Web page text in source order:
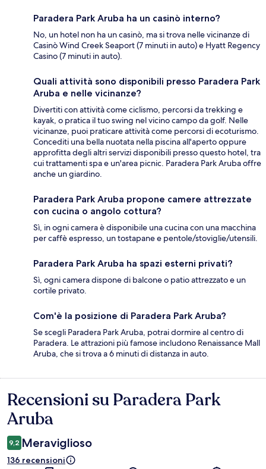
Paradera Park Aruba ha un casinò interno?
No, un hotel non ha un casinò, ma si trova nelle vicinanze di
Casinò Wind Creek Seaport (7 minuti in auto) e Hyatt Regency
Casino (7 minuti in auto).
Quali attività sono disponibili presso Paradera Park
Aruba e nelle vicinanze?
Divertiti con attività come ciclismo, percorsi da trekking e
kayak, o pratica il tuo swing nel vicino campo da golf. Nelle
vicinanze, puoi praticare attività come percorsi di ecoturismo.
Concediti una bella nuotata nella piscina all'aperto oppure
approfitta degli altri servizi disponibili presso questo hotel, tra
cui trattamenti spa e un'area picnic. Paradera Park Aruba offre
anche un giardino.
Paradera Park Aruba propone camere attrezzate
con cucina o angolo cottura?
Sì, in ogni camera è disponibile una cucina con una macchina
per caffè espresso, un tostapane e pentole/stoviglie/utensili.
Paradera Park Aruba ha spazi esterni privati?
Sì, ogni camera dispone di balcone o patio attrezzato e un
cortile privato.
Com'è la posizione di Paradera Park Aruba?
Se scegli Paradera Park Aruba, potrai dormire al centro di
Paradera. Le attrazioni più famose includono Renaissance Mall
Aruba, che si trova a 6 minuti di distanza in auto.
Recensioni
Recensioni su Paradera Park
Aruba
9,2 Meraviglioso
136 recensioni